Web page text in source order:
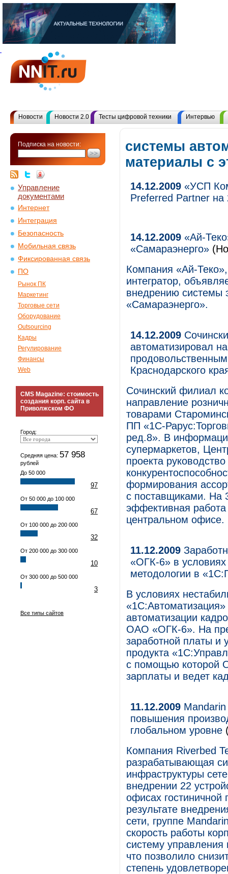
Новости Новости 2.0 Тесты цифровой техники Интервью
Подписка на новости:
Управление
документами
Интернет
Интеграция
Безопасность
Мобильная связь
Фиксированная связь
ПО
Рынок ПК
Маркетинг
Торговые сети
Оборудование
Outsourcing
Кадры
Регулирование
Финансы
Web
CMS Magazine: стоимость
создания корп. сайта в
Приволжском ФО
Город:
Средняя цена: 57 958
рублей
До 50 000
97
От 50 000 до 100 000
67
От 100 000 до 200 000
32
От 200 000 до 300 000
10
От 300 000 до 500 000
3
Все типы сайтов
системы
материалы с
14.12.2009 «УСП
Preferred Partner на
14.12.2009 «Ай-
«Самараэнерго»
Компания «Ай-
интегратор,
внедрению системы
«Самараэнерго».
14.12.2009
автоматизировал
Краснодарского
Сочинский филиал
направление
товарами
ПП «1С-
ред.8». В
супермаркетов,
проекта
формирования
с поставщиками. На
эффективная
центральном офисе.
11.12.2009
«ОГК-6» в условиях
методологии в
В условиях
автоматизации
ОАО «ОГК-6». На
заработной платы и
продукта
с помощью которой
зарплаты и ведет
11.12.2009
повышения
глобальном уровне
Компания Riverbed
разрабатывающая
инфраструктуры
внедрении 22
офисах
результате
сети, группе
скорость работы
систему
что позволило
степень